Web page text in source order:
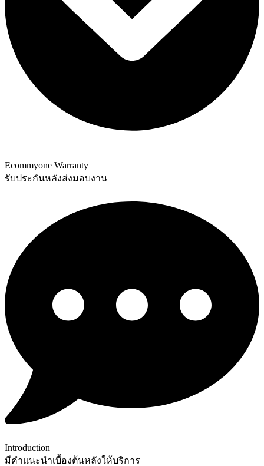
Ecommyone Warranty
รับประกันหลังส่งมอบงาน
Introduction
มีคำแนะนำเบื้องต้นหลังให้บริการ